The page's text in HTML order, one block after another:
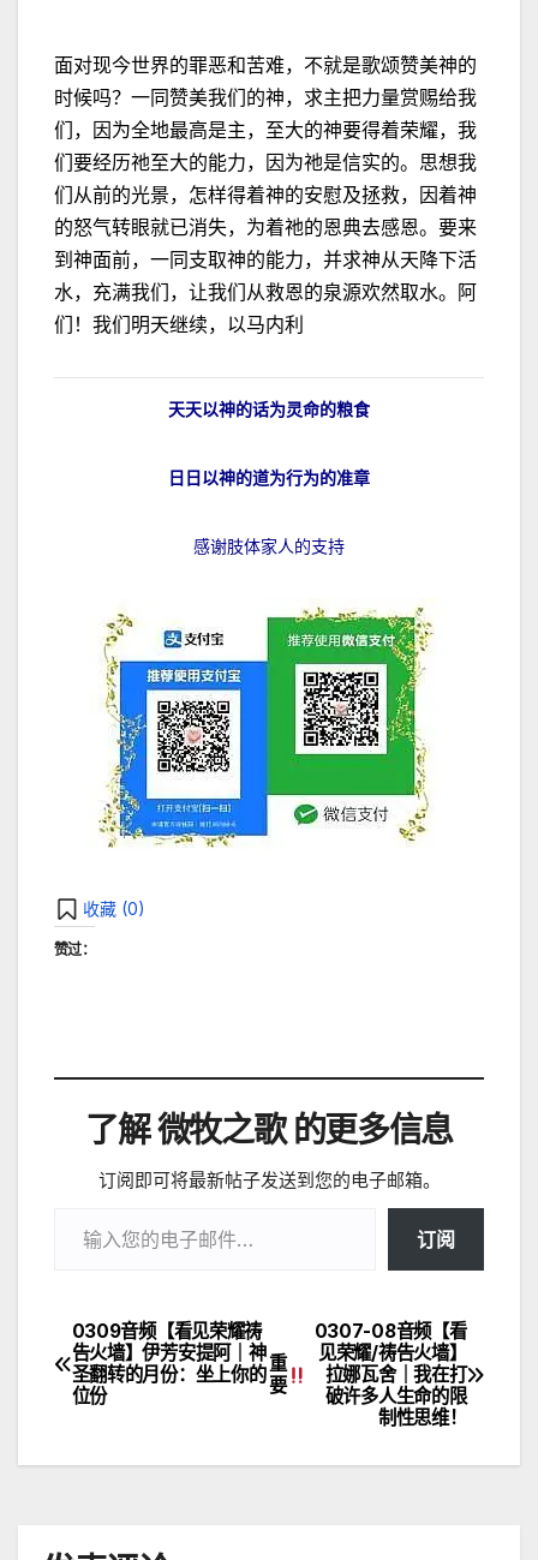
面对现今世界的罪恶和苦难，不就是歌颂赞美神的
时候吗？一同赞美我们的神，求主把力量赏赐给我
们，因为全地最高是主，至大的神要得着荣耀，我
们要经历祂至大的能力，因为祂是信实的。思想我
们从前的光景，怎样得着神的安慰及拯救，因着神
的怒气转眼就已消失，为着祂的恩典去感恩。要来
到神面前，一同支取神的能力，并求神从天降下活
水，充满我们，让我们从救恩的泉源欢然取水。阿
们！我们明天继续，以马内利
天天以神的话为灵命的粮食
日日以神的道为行为的准章
感谢肢体家人的支持
收藏 (0)
赞过：
了解 微牧之歌 的更多信息
订阅即可将最新帖子发送到您的电子邮箱。
订阅
文
章
重
要
0307-08音频【看
见荣耀/祷告火墙】
拉娜瓦舍｜我在打
破许多人生命的限
制性思维！
0309音频【看见荣耀祷
告火墙】伊芳安提阿｜神
圣翻转的月份：坐上你的
位份